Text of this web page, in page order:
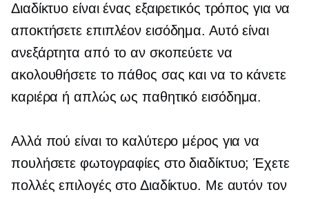
Διαδίκτυο είναι ένας εξαιρετικός τρόπος για να
αποκτήσετε επιπλέον εισόδημα. Αυτό είναι
ανεξάρτητα από το αν σκοπεύετε να
ακολουθήσετε το πάθος σας και να το κάνετε
καριέρα ή απλώς ως παθητικό εισόδημα.
Αλλά πού είναι το καλύτερο μέρος για να
πουλήσετε φωτογραφίες στο διαδίκτυο; Έχετε
πολλές επιλογές στο Διαδίκτυο. Με αυτόν τον